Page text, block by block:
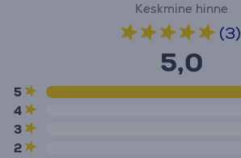
Keskmine hinne
(3)
5,0
5
4
3
2